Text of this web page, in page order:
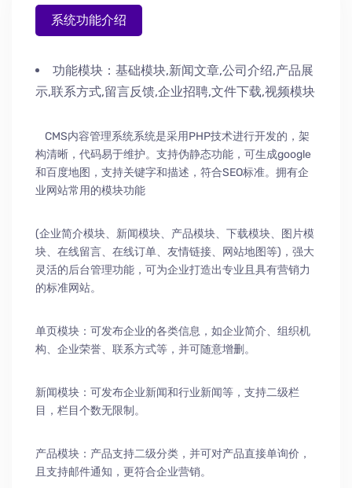
系统功能介绍
功能模块： 基础模块,新闻文章,公司介绍,产品展
示,联系方式,留言反馈,企业招聘,文件下载,视频模块
CMS内容管理系统系统是采用PHP技术进行开发的，架
构清晰，代码易于维护。支持伪静态功能，可生成google
和百度地图，支持关键字和描述，符合SEO标准。拥有企
业网站常用的模块功能
(企业简介模块、新闻模块、产品模块、下载模块、图片模
块、在线留言、在线订单、友情链接、网站地图等)，强大
灵活的后台管理功能，可为企业打造出专业且具有营销力
的标准网站。
单页模块：可发布企业的各类信息，如企业简介、组织机
构、企业荣誉、联系方式等，并可随意增删。
新闻模块：可发布企业新闻和行业新闻等，支持二级栏
目，栏目个数无限制。
产品模块：产品支持二级分类，并可对产品直接单询价，
且支持邮件通知，更符合企业营销。